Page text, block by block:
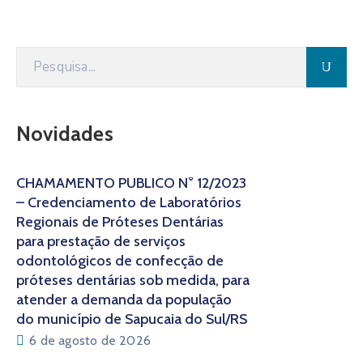
Novidades
CHAMAMENTO PÚBLICO N° 12/2023
– Credenciamento de Laboratórios
Regionais de Próteses Dentárias
para prestação de serviços
odontológicos de confecção de
próteses dentárias sob medida, para
atender a demanda da população
do município de Sapucaia do Sul/RS
6 de agosto de 2026